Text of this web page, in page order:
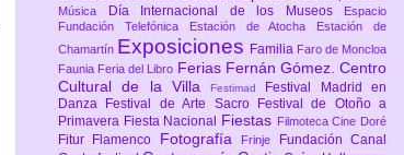
Música
Día Internacional de los Museos
Espacio
Fundación Telefónica
Estación de Atocha
Estación de
Chamartín Exposiciones Familia Faro de Moncloa
Faunia Feria del Libro Ferias Fernán Gómez. Centro
Cultural de la VillaFestimad
Festival Madrid en
Danza
Festival de Arte Sacro
Festival de Otoño a
Primavera Fiesta Nacional Fiestas Filmoteca Cine Doré
Fitur Flamenco Fotografía Frinje
Fundación Canal